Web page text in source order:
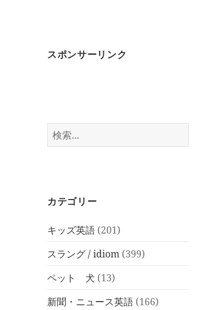
スポンサーリンク
検
索:
カテゴリー
キッズ英語 (201)
スラング / idiom (399)
ペット 犬 (13)
新聞・ニュース英語 (166)